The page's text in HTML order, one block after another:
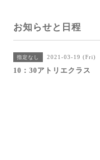
お知らせと日程
指定なし 2021-03-19 (Fri)
10：30アトリエクラス